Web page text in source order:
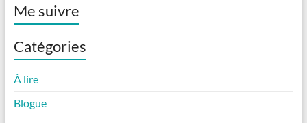
Me suivre
Catégories
À lire
Blogue